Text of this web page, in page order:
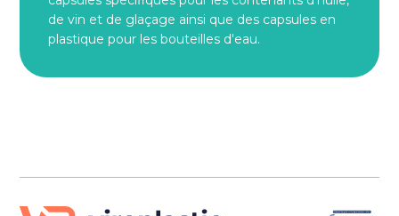
de vin et de glaçage ainsi que des capsules en
plastique pour les bouteilles d'eau.